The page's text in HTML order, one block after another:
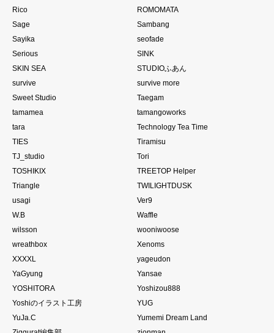
Rico
ROMOMATA
Sage
Sambang
Sayika
seofade
Serious
SINK
SKIN SEA
STUDIOふあん
survive
survive more
Sweet Studio
Taegam
tamamea
tamangoworks
tara
Technology Tea Time
TIES
Tiramisu
TJ_studio
Tori
TOSHIKIX
TREETOP Helper
Triangle
TWILIGHTDUSK
usagi
Ver9
W.B
Waffle
wilsson
wooniwoose
wreathbox
Xenoms
XXXXL
yageudon
YaGyung
Yansae
YOSHITORA
Yoshizou888
Yoshiのイラスト工房
YUG
YuJa.C
Yumemi Dream Land